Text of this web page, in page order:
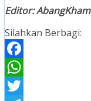
Editor: AbangKham
Silahkan Berbagi:
Facebook
WhatsApp